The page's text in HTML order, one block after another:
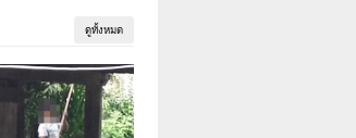
ดูทั้งหมด